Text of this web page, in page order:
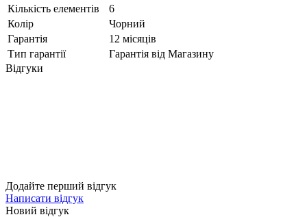
Кількість елементів
6
Колір
Чорний
Гарантія
12 місяців
Тип гарантії
Гарантія від Магазину
Відгуки
Додайте перший відгук
Написати відгук
Новий відгук